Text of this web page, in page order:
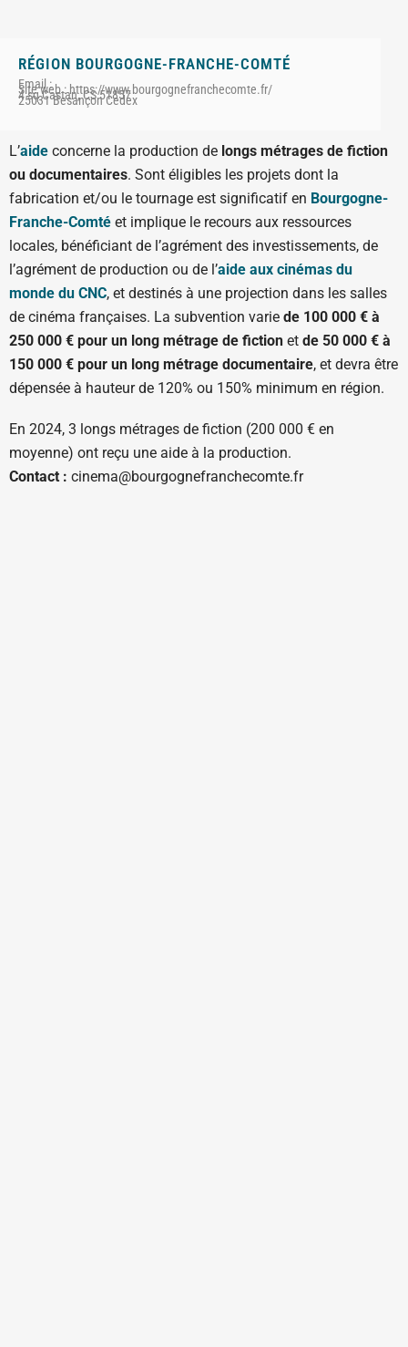
RÉGION BOURGOGNE-FRANCHE-COMTÉ
Email :
Site web : https://www.bourgognefranchecomte.fr/
4 sq Castan, CS 51857
25031 Besançon Cedex
L’aide concerne la production de longs métrages de fiction
ou documentaires. Sont éligibles les projets dont la
fabrication et/ou le tournage est significatif en Bourgogne-
Franche-Comté et implique le recours aux ressources
locales, bénéficiant de l’agrément des investissements, de
l’agrément de production ou de l’aide aux cinémas du
monde du CNC, et destinés à une projection dans les salles
de cinéma françaises. La subvention varie de 100 000 € à
250 000 € pour un long métrage de fiction et de 50 000 € à
150 000 € pour un long métrage documentaire, et devra être
dépensée à hauteur de 120% ou 150% minimum en région.
En 2024, 3 longs métrages de fiction (200 000 € en
moyenne) ont reçu une aide à la production.
Contact : cinema@bourgognefranchecomte.fr